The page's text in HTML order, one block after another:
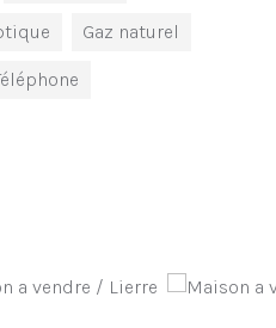
Gaz naturel